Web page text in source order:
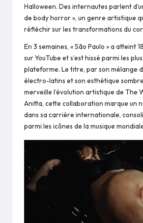
Halloween. Des internautes parlent
de body horror », un genre artistique
réfléchir sur les transformations du
En 3 semaines, « São Paulo » a atteint
sur YouTube et s’est hissé parmi les
plateforme. Le titre, par son mélange
électro-latins et son esthétique
merveille l’évolution artistique de The
Anitta, cette collaboration marque un
dans sa carrière internationale,
parmi les icônes de la musique